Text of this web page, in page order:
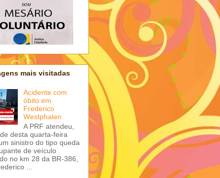
mais visitadas
Acidente com
óbito em
Frederico
Westphalen
A PRF atendeu,
desta quarta-feira
sinistro do tipo queda
de veículo
no km 28 da BR-386,
...